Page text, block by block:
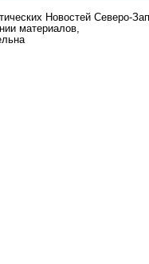
Новостей Северо-
материалов,